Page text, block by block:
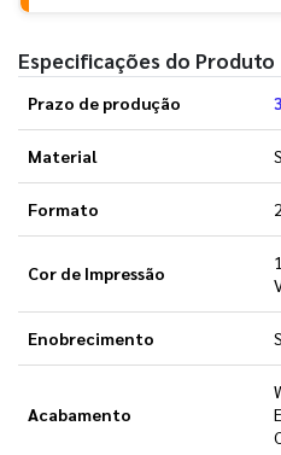
Especificações do Produto
Prazo de produção
Material
Formato
Cor de Impressão
Enobrecimento
Acabamento